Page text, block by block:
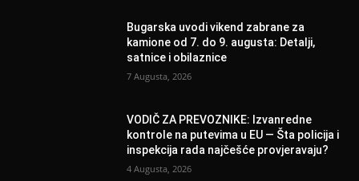
Bugarska uvodi vikend zabrane za
kamione od 7. do 9. augusta: Detalji,
satnice i obilaznice
7 Augusta, 2026
VODIČ ZA PREVOZNIKE: Izvanredne
kontrole na putevima u EU — Šta policija i
inspekcija rada najčešće provjeravaju?
4 Augusta, 2026